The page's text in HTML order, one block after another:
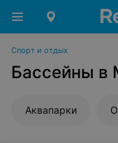
Спорт и отдых
Бассейны в
Аквапарки